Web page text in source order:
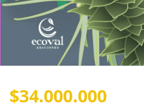
$34.000.000